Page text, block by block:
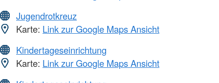
Jugendrotkreuz
Karte: Link zur Google Maps Ansicht
Kindertageseinrichtung
Karte: Link zur Google Maps Ansicht